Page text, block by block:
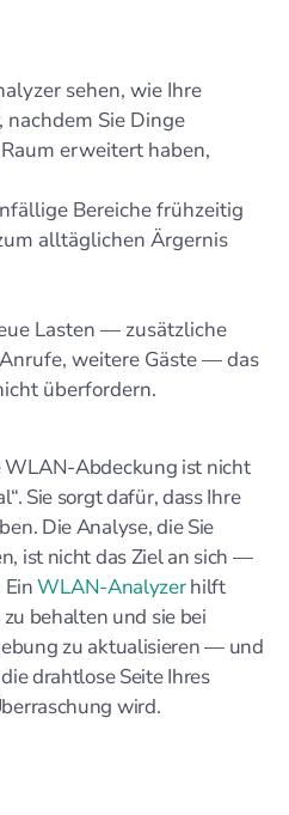
sehen, wie Ihre
Sie Dinge
erweitert haben,
Bereiche frühzeitig
alltäglichen Ärgernis
Lasten — zusätzliche
weitere Gäste — das
überfordern.
WLAN-Abdeckung ist nicht
Sie sorgt dafür, dass Ihre
Die Analyse, die Sie
ist nicht das Ziel an sich —
EinWLAN-Analyzerhilft
behalten und sie bei
zu aktualisieren — und
drahtlose Seite Ihres
wird.